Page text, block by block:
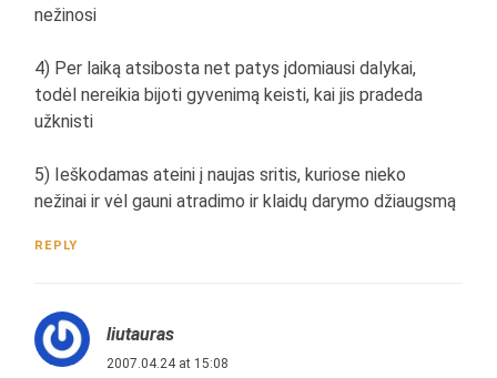
nežinosi
4) Per laiką atsibosta net patys įdomiausi dalykai,
todėl nereikia bijoti gyvenimą keisti, kai jis pradeda
užknisti
5) Ieškodamas ateini į naujas sritis, kuriose nieko
nežinai ir vėl gauni atradimo ir klaidų darymo džiaugsmą
REPLY
liutauras
2007.04.24 at 15:08